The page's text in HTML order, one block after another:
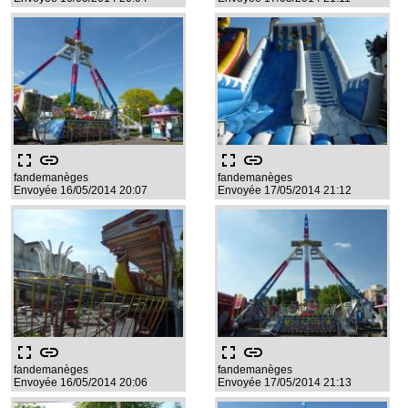
fullscreen link
fandemanèges
Envoyée 16/05/2014 20:07
fullscreen link
fandemanèges
Envoyée 17/05/2014 21:12
fullscreen link
fandemanèges
Envoyée 16/05/2014 20:06
fullscreen link
fandemanèges
Envoyée 17/05/2014 21:13